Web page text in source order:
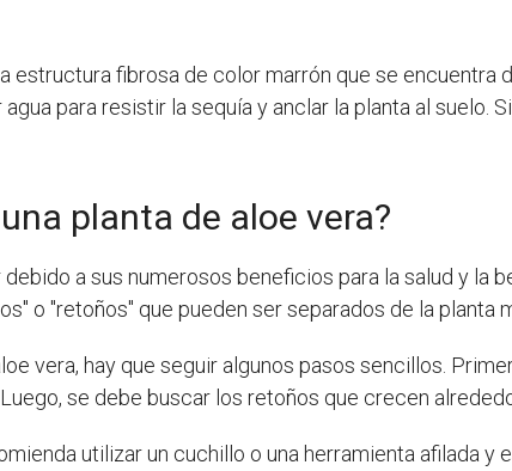
estructura fibrosa de color marrón que se encuentra
para resistir la sequía y anclar la planta al suelo.
planta de aloe vera?
a sus numerosos beneficios para la salud y la
o "retoños" que pueden ser separados de la planta
vera, hay que seguir algunos pasos sencillos.
se debe buscar los retoños que crecen
utilizar un cuchillo o una herramienta afilada y